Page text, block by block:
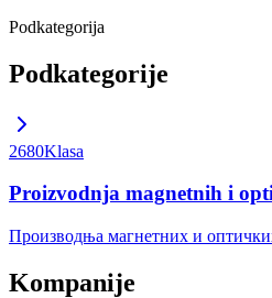
Podkategorija
Podkategorije
2680Klasa
Proizvodnja magnetnih i
Производња магнетних и
Kompanije